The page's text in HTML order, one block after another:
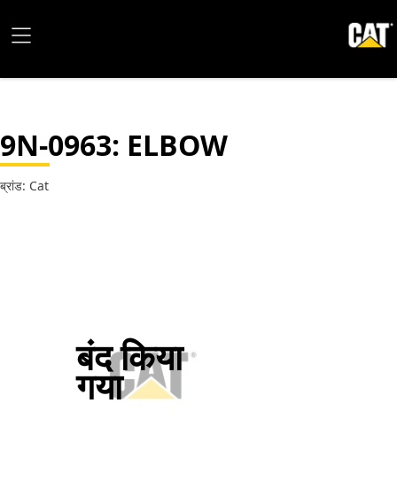
9N-0963: ELBOW
ब्रांड: Cat
बंद किया
गया